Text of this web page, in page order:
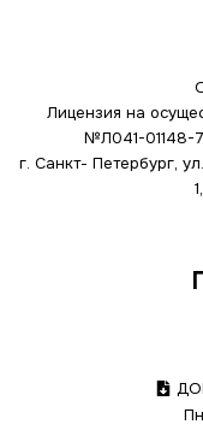
Лицензия на
№Л041-01148-
г. Санкт- Петербург,